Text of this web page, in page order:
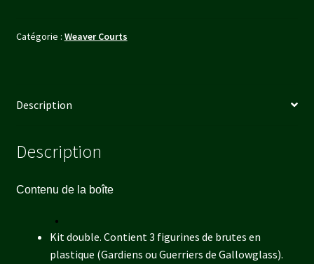
Catégorie : Weaver Courts
Description
Description
Contenu de la boîte
Kit double. Contient 3 figurines de brutes en
plastique (Gardiens ou Guerriers de Gallowglass).